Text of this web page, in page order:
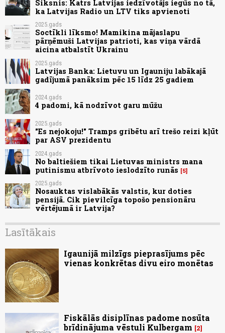
Siksnis: Katrs Latvijas iedzīvotājs iegūs no tā,
ka Latvijas Radio un LTV tiks apvienoti
2025.gads
Soctīkli līksmo! Mamikina mājaslapu
pārņēmuši Latvijas patrioti, kas viņa vārdā
aicina atbalstīt Ukrainu
2025.gads
Latvijas Banka: Lietuvu un Igauniju labākajā
gadījumā panāksim pēc 15 līdz 25 gadiem
2024.gads
4 padomi, kā nodzīvot garu mūžu
2025.gads
"Es nejokoju!" Tramps gribētu arī trešo reizi kļūt
par ASV prezidentu
2024.gads
No baltiešiem tikai Lietuvas ministrs mana
putinismu atbrīvoto ieslodzīto runās
5
2025.gads
Nosauktas vislabākās valstis, kur doties
pensijā. Cik pievilcīga topošo pensionāru
vērtējumā ir Latvija?
Lasītākais
Igaunijā milzīgs pieprasījums pēc
vienas konkrētas divu eiro monētas
Fiskālās disiplīnas padome nosūta
brīdinājuma vēstuli Kulbergam
2